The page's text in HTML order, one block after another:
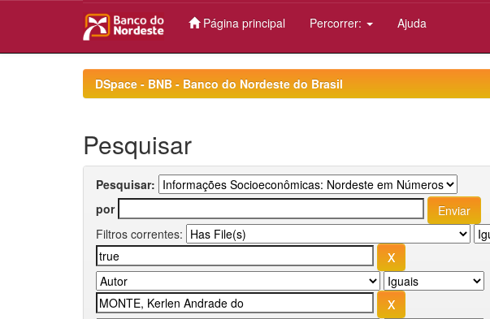
Página principal Percorrer: Ajuda
DSpace - BNB - Banco do Nordeste do Brasil
Pesquisar
Pesquisar:
por
Filtros correntes: